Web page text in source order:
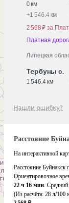
0 км
+1 546.4 км
2 568 ₽ за
Платная
Липецкая
Тербуны с.
1 546.4 км
Нашли ошибку?
Расстояние
На интерактивной
Расстояние Буйнакск
Ориентировочное
22 ч 16 мин. Средний
(Из расчёта: 28 л/100